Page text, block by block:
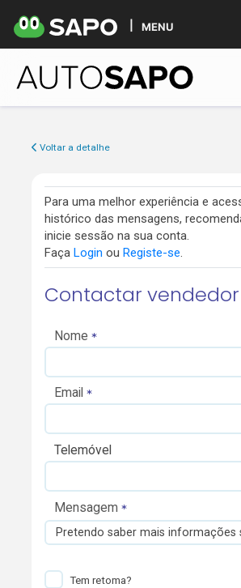
MENU
Voltar a detalhe
Para uma melhor experiência e
histórico das mensagens,
inicie sessão na sua conta.
Faça Login ou Registe-se.
Contactar vendedor
Nome
Email
Telemóvel
Mensagem
Pretendo saber mais informações
Tem retoma?